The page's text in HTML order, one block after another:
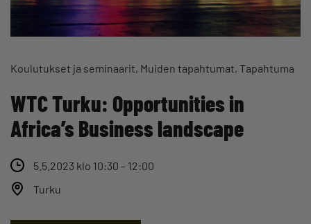
Koulutukset ja seminaarit Muiden tapahtumat Tapahtuma
WTC Turku: Opportunities in
Africa’s Business landscape
5.5.2023 klo 10:30 – 12:00
Turku